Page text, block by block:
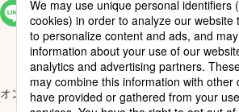
SNS一覧
オンラインショップ楽天市場店